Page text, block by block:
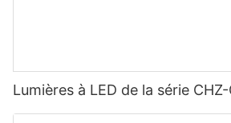
Lumières à LED de la série